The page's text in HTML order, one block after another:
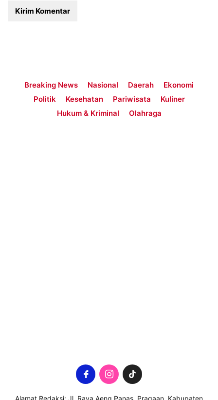
Breaking News Nasional Daerah
Ekonomi
Politik
Kesehatan Pariwisata
Kuliner
Hukum & Kriminal
Olahraga
Alamat Redaksi: Jl. Raya Aeng Panas, Pragaan, Kabupaten